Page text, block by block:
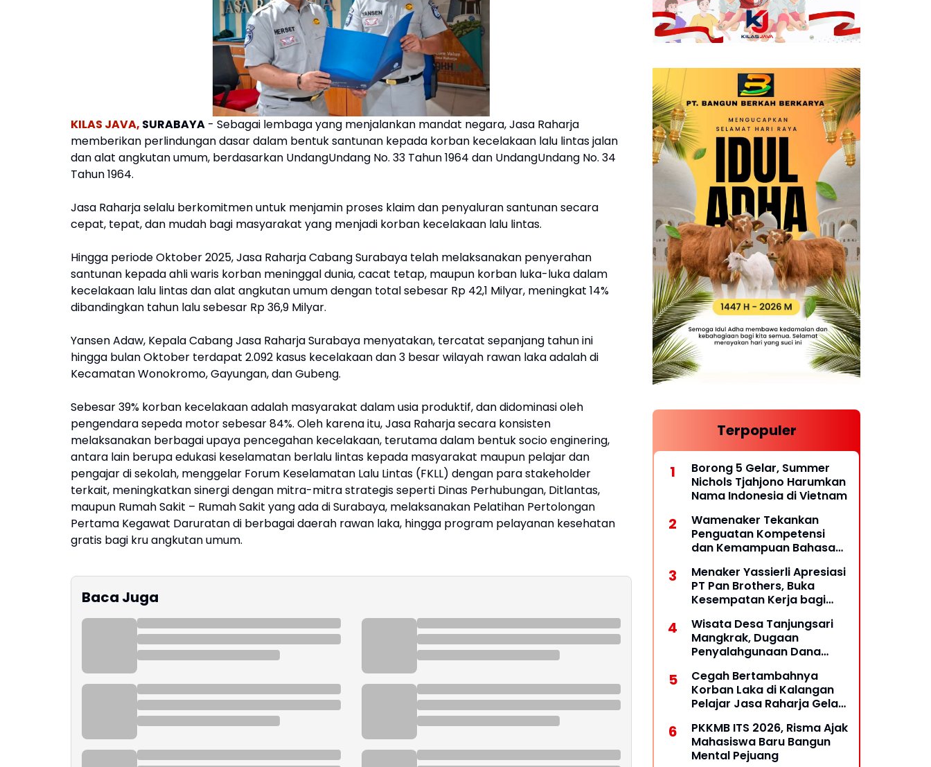
KILAS JAVA, SURABAYA - Sebagai lembaga yang menjalankan mandat negara, Jasa Raharja
memberikan perlindungan dasar dalam bentuk santunan kepada korban kecelakaan lalu lintas jalan
dan alat angkutan umum, berdasarkan UndangUndang No. 33 Tahun 1964 dan UndangUndang No. 34
Tahun 1964.
Jasa Raharja selalu berkomitmen untuk menjamin proses klaim dan penyaluran santunan secara
cepat, tepat, dan mudah bagi masyarakat yang menjadi korban kecelakaan lalu lintas.
Hingga periode Oktober 2025, Jasa Raharja Cabang Surabaya telah melaksanakan penyerahan
santunan kepada ahli waris korban meninggal dunia, cacat tetap, maupun korban luka-luka dalam
kecelakaan lalu lintas dan alat angkutan umum dengan total sebesar Rp 42,1 Milyar, meningkat 14%
dibandingkan tahun lalu sebesar Rp 36,9 Milyar.
Yansen Adaw, Kepala Cabang Jasa Raharja Surabaya menyatakan, tercatat sepanjang tahun ini
hingga bulan Oktober terdapat 2.092 kasus kecelakaan dan 3 besar wilayah rawan laka adalah di
Kecamatan Wonokromo, Gayungan, dan Gubeng.
Sebesar 39% korban kecelakaan adalah masyarakat dalam usia produktif, dan didominasi oleh
pengendara sepeda motor sebesar 84%. Oleh karena itu, Jasa Raharja secara konsisten
melaksanakan berbagai upaya pencegahan kecelakaan, terutama dalam bentuk socio enginering,
antara lain berupa edukasi keselamatan berlalu lintas kepada masyarakat maupun pelajar dan
pengajar di sekolah, menggelar Forum Keselamatan Lalu Lintas (FKLL) dengan para stakeholder
terkait, meningkatkan sinergi dengan mitra-mitra strategis seperti Dinas Perhubungan, Ditlantas,
maupun Rumah Sakit – Rumah Sakit yang ada di Surabaya, melaksanakan Pelatihan Pertolongan
Pertama Kegawat Daruratan di berbagai daerah rawan laka, hingga program pelayanan kesehatan
gratis bagi kru angkutan umum.
Baca Juga
Terpopuler
Borong 5 Gelar, Summer
Nichols Tjahjono Harumkan
Nama Indonesia di Vietnam
Wamenaker Tekankan
Penguatan Kompetensi
dan Kemampuan Bahasa
Kerja
Menaker Yassierli Apresiasi
PT Pan Brothers, Buka
Kesempatan Kerja bagi
Wisata Desa Tanjungsari
Mangkrak, Dugaan
Penyalahgunaan Dana
Cegah Bertambahnya
Korban Laka di Kalangan
Pelajar Jasa Raharja Gelar
PKKMB ITS 2026, Risma Ajak
Mahasiswa Baru Bangun
Mental Pejuang